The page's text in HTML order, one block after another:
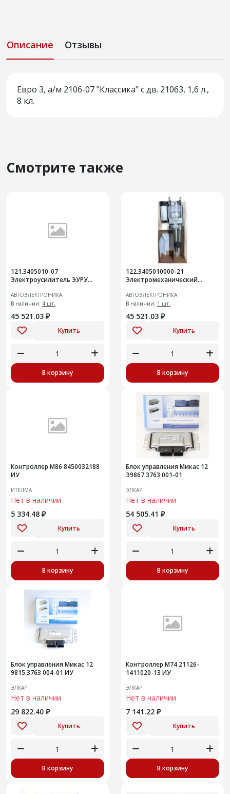
Описание Отзывы
Евро 3, а/м 2106-07 "Классика" с дв. 21063, 1,6 л.,
8 кл.
Смотрите также
121.3405010-07
Электроусилитель ЭУРУ
03/06
АВТОЭЛЕКТРОНИКА
В наличии: 4 шт.
45 521.03 ₽
Купить
В корзину
122.3405010000-21
Электромеханический
FL) замена 122.3405010000-
06/07/
АВТОЭЛЕКТРОНИКА
В наличии: 1 шт.
45 521.03 ₽
Купить
В корзину
Контроллер М86 8450032188
ИУ
ИТЕЛМА
Нет в наличии
5 334.48 ₽
Купить
В корзину
Блок управления Микас 12
Э9867.3763 001-01
ЭЛКАР
Нет в наличии
54 505.41 ₽
Купить
В корзину
Блок управления Микас 12
9815.3763 004-01 ИУ
ЭЛКАР
Нет в наличии
29 822.40 ₽
Купить
В корзину
Контроллер М74 21126-
1411020-13 ИУ
ЭЛКАР
Нет в наличии
7 141.22 ₽
Купить
В корзину